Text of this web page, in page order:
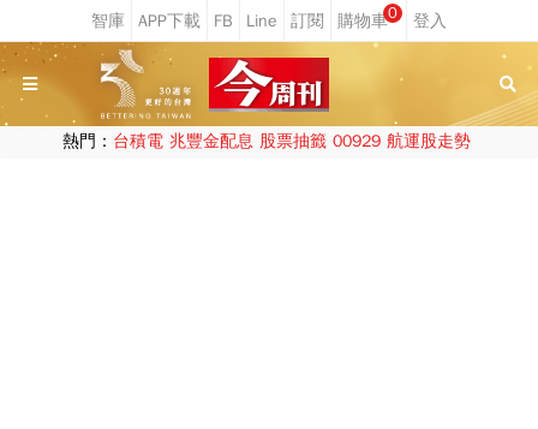
0
熱門： 台積電 兆豐金配息 股票抽籤 00929 航運股走勢